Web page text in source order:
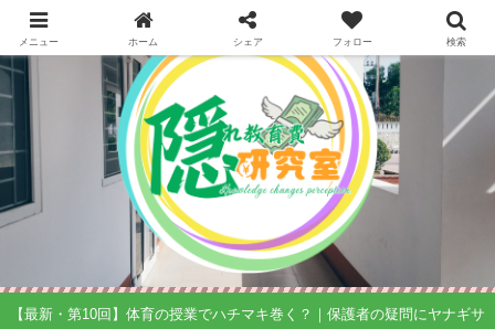
【最新・第10回】体育の授業でハチマキ巻く？｜保護者の疑問にヤナギサ
メニュー ホーム シェア フォロー 検索